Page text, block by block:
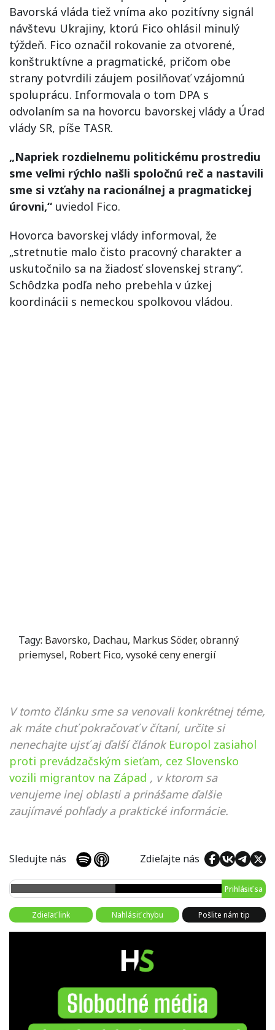
Bavorská vláda tiež vníma ako pozitívny signál
návštevu Ukrajiny, ktorú Fico ohlásil minulý
týždeň. Fico označil rokovanie za otvorené,
konštruktívne a pragmatické, pričom obe
strany potvrdili záujem posilňovať vzájomnú
spoluprácu. Informovala o tom DPA s
odvolaním sa na hovorcu bavorskej vlády a Úrad
vlády SR, píše TASR.
„Napriek rozdielnemu politickému prostrediu
sme veľmi rýchlo našli spoločnú reč a nastavili
sme si vzťahy na racionálnej a pragmatickej
úrovni,“ uviedol Fico.
Hovorca bavorskej vlády informoval, že
„stretnutie malo čisto pracovný charakter a
uskutočnilo sa na žiadosť slovenskej strany“.
Schôdzka podľa neho prebehla v úzkej
koordinácii s nemeckou spolkovou vládou.
Tagy: Bavorsko, Dachau, Markus Söder, obranný
priemysel, Robert Fico, vysoké ceny energií
V tomto článku sme sa venovali konkrétnej téme,
ak máte chuť pokračovať v čítaní, určite si
nenechajte ujsť aj ďalší článok Europol zasiahol
proti prevádzačským sieťam, cez Slovensko
vozili migrantov na Západ , v ktorom sa
venujeme inej oblasti a prinášame ďalšie
zaujímavé pohľady a praktické informácie.
Sledujte nás Zdieľajte nás
Prihlásiť sa
Zdieľať link Nahlásiť chybu Pošlite nám tip